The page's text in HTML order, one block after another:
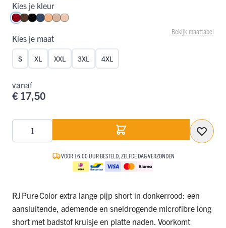
Kies je kleur
Donkerrood
Espresso
Zwart
Donkerblauw
Perzik
Caffè Latte
Nude
Bekijk maattabel
Kies je maat
S XL XXL 3XL 4XL
vanaf
€ 17,50
VÓÓR 16.00 UUR BESTELD, ZELFDE DAG VERZONDEN
RJ Pure Color extra lange pijp short in donkerrood: een
aansluitende, ademende en sneldrogende microfibre long
short met badstof kruisje en platte naden. Voorkomt